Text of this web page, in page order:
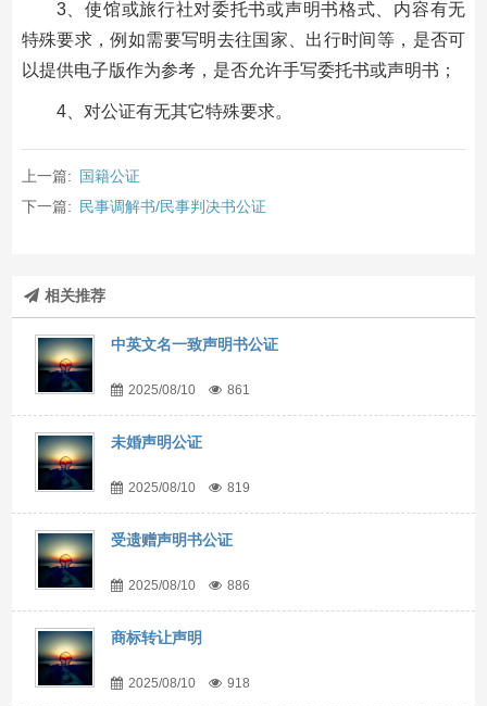
3、使馆或旅行社对委托书或声明书格式、内容有无
特殊要求，例如需要写明去往国家、出行时间等，是否可
以提供电子版作为参考，是否允许手写委托书或声明书；
4、对公证有无其它特殊要求。
上一篇:
国籍公证
下一篇:
民事调解书/民事判决书公证
相关推荐
中英文名一致声明书公证
2025/08/10 861
未婚声明公证
2025/08/10 819
受遗赠声明书公证
2025/08/10 886
商标转让声明
2025/08/10 918